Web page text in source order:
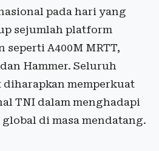
pada hari yang
sejumlah platform
seperti A400M MRTT,
Hammer. Seluruh
memperkuat
TNI dalam menghadapi
di masa mendatang.